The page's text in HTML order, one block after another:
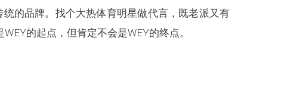
的品牌。找个大热体育明星做代言，既老派又有
的起点，但肯定不会是WEY的终点。